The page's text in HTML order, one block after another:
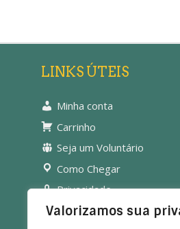
Valorizamos sua
LINKS ÚTEIS
Minha conta
Carrinho
Seja um Voluntário
Como Chegar
Privacidade